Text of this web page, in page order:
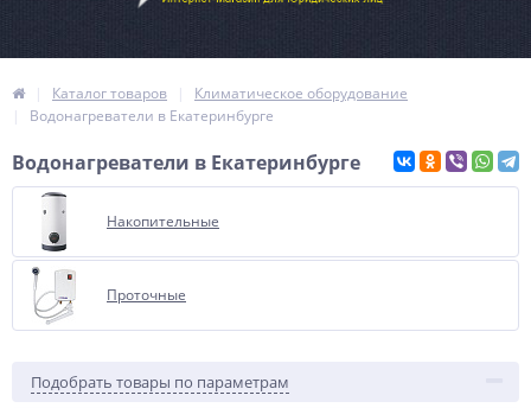
Каталог товаров
Климатическое оборудование
Водонагреватели в Екатеринбурге
Водонагреватели в Екатеринбурге
Накопительные
Проточные
Подобрать товары по параметрам